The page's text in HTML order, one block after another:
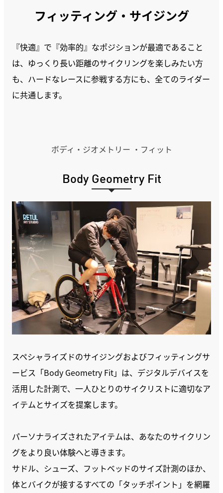
フィッティング・サイジング
『快適』で『効率的』なポジションが最適であること
は、ゆっくり長い距離のサイクリングを楽しみたい方
も、ハードなレースに参戦する方にも、全てのライダー
に共通します。
ボディ・ジオメトリー ・フィット
Body Geometry Fit
スペシャライズドのサイジングおよびフィッティングサ
ービス「Body Geometry Fit」は、デジタルデバイスを
活用した計測で、一人ひとりのサイクリストに適切なア
イテムとサイズを提案します。
パーソナライズされたアイテムは、あなたのサイクリン
グをより良い体験へと導きます。
サドル、シューズ、フットベッドのサイズ計測のほか、
体とバイクが接するすべての「タッチポイント」を網羅